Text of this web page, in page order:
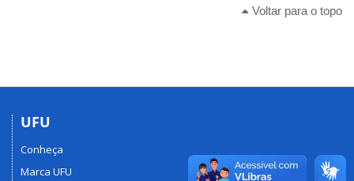
Voltar para o topo
UFU
Conheça
Marca UFU